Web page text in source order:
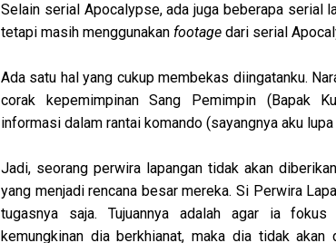
Selain serial Apocalypse, ada juga beberapa serial
tetapi masih menggunakan footage dari serial
Ada satu hal yang cukup membekas diingatanku.
corak kepemimpinan Sang Pemimpin (Bapak
informasi dalam rantai komando (sayangnya aku
Jadi, seorang perwira lapangan tidak akan
yang menjadi rencana besar mereka. Si Perwira
tugasnya saja. Tujuannya adalah agar ia
kemungkinan dia berkhianat, maka dia tidak akan